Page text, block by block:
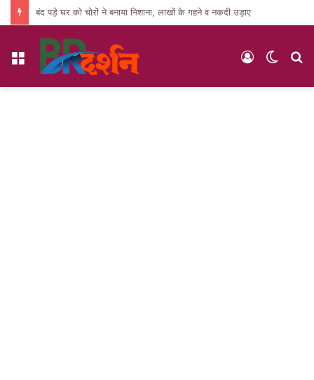
बंद पड़े घर को चोरों ने बनाया निशाना, लाखों के गहने व नकदी उड़ाए
Menu
Switch
Log